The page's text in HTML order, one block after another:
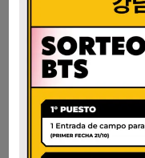
SEMPIO PERILLA
PICANTE EN LATA
9.000
AÑADIR AL CARRITO